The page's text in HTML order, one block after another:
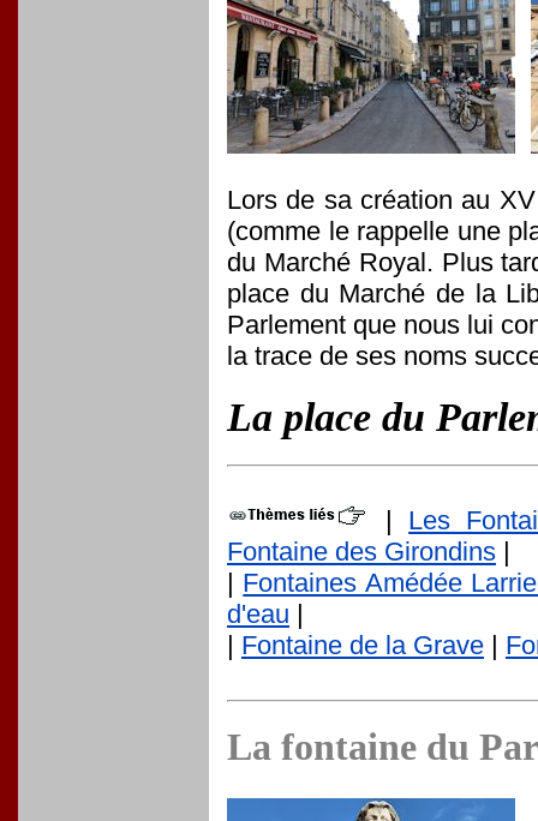
Lors de sa création au
(comme le rappelle une
du Marché Royal. Plus
place du Marché de la
Parlement que nous lui
la trace de ses noms
La place du
Les
Fontaine des Girondins
Fontaines Amédée
d'eau
Fontaine de la Grave
La fontaine du